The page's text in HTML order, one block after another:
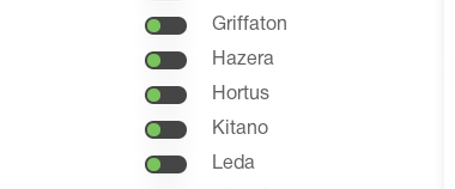
Griffaton
Hazera
Hortus
Kitano
Leda